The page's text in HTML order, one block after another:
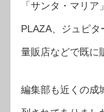
「サンタ・マリ
PLAZA、ジュピ
量販店などで既に
編集部も近くの成